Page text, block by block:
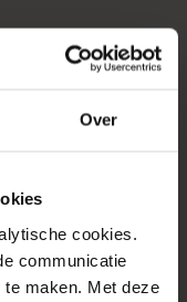
Over
cookies.
communicatie
maken. Met deze